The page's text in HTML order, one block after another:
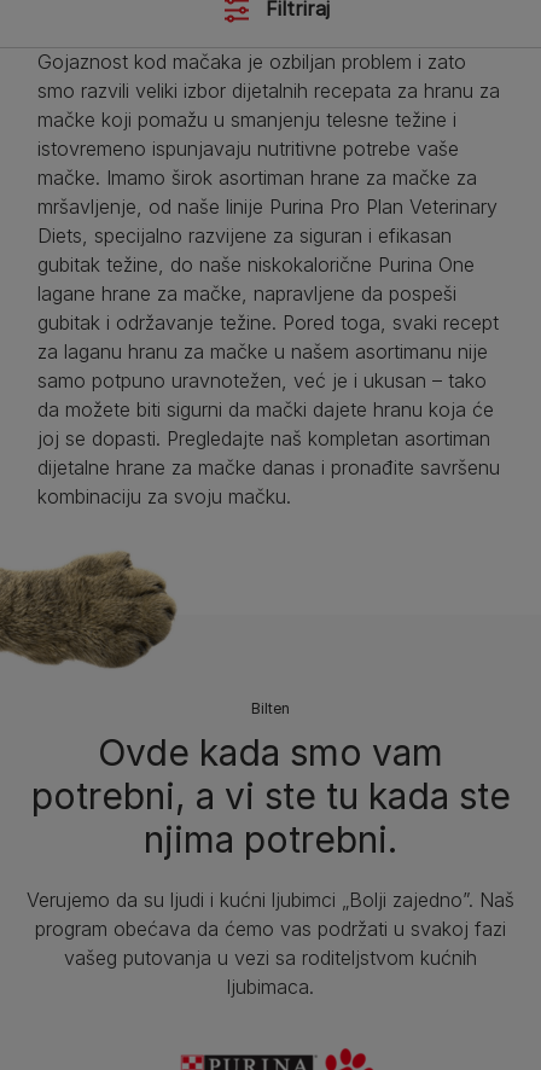
Filtriraj
Gojaznost kod mačaka je ozbiljan problem i zato
smo razvili veliki izbor dijetalnih recepata za hranu za
mačke koji pomažu u smanjenju telesne težine i
istovremeno ispunjavaju nutritivne potrebe vaše
mačke. Imamo širok asortiman hrane za mačke za
mršavljenje, od naše linije Purina Pro Plan Veterinary
Diets, specijalno razvijene za siguran i efikasan
gubitak težine, do naše niskokalorične Purina One
lagane hrane za mačke, napravljene da pospeši
gubitak i održavanje težine. Pored toga, svaki recept
za laganu hranu za mačke u našem asortimanu nije
samo potpuno uravnotežen, već je i ukusan – tako
da možete biti sigurni da mački dajete hranu koja će
joj se dopasti. Pregledajte naš kompletan asortiman
dijetalne hrane za mačke danas i pronađite savršenu
kombinaciju za svoju mačku.
Bilten​
Ovde kada smo vam
potrebni, a vi ste tu kada ste
njima potrebni.
Verujemo da su ljudi i kućni ljubimci „Bolji zajedno”. Naš
program obećava da ćemo vas podržati u svakoj fazi
vašeg putovanja u vezi sa roditeljstvom kućnih
ljubimaca.